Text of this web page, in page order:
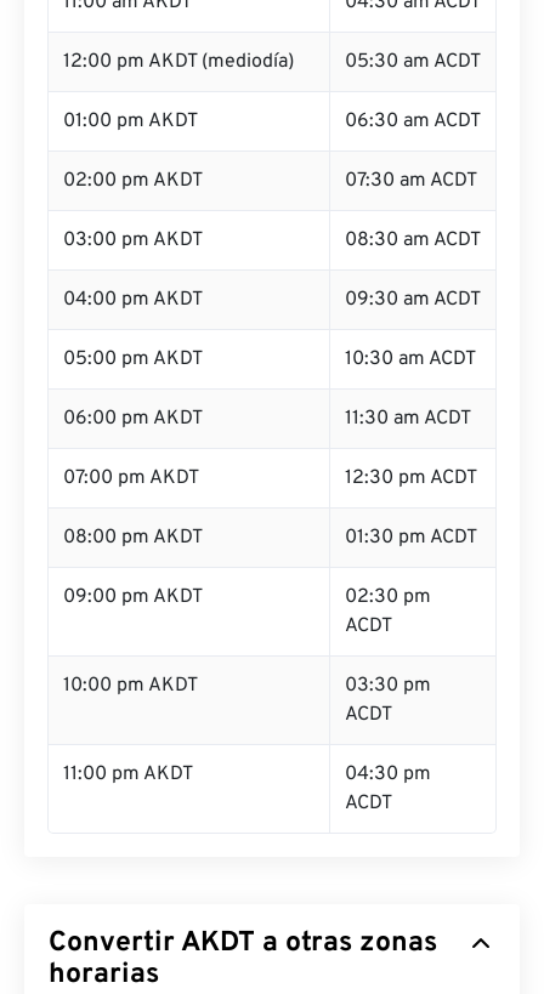
12:00 pm AKDT (mediodía) 05:30 am ACDT
01:00 pm AKDT 06:30 am ACDT
02:00 pm AKDT 07:30 am ACDT
03:00 pm AKDT 08:30 am ACDT
04:00 pm AKDT 09:30 am ACDT
05:00 pm AKDT 10:30 am ACDT
06:00 pm AKDT 11:30 am ACDT
07:00 pm AKDT 12:30 pm ACDT
08:00 pm AKDT 01:30 pm ACDT
09:00 pm AKDT
02:30 pm
ACDT
10:00 pm AKDT
03:30 pm
ACDT
11:00 pm AKDT
04:30 pm
ACDT
Convertir AKDT a otras zonas
horarias